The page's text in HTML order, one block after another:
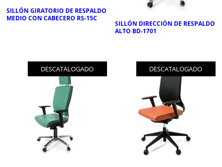
SILLÓN GIRATORIO DE RESPALDO
MEDIO CON CABECERO RS-15C
SILLÓN DIRECCIÓN DE RESPALDO
ALTO BD-1701
DESCATALOGADO DESCATALOGADO